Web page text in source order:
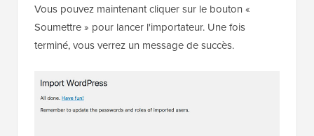
Vous pouvez maintenant cliquer sur le bouton «
Soumettre » pour lancer l'importateur. Une fois
terminé, vous verrez un message de succès.